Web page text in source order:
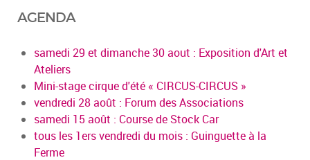
AGENDA
samedi 29 et dimanche 30 aout : Exposition d'Art et
Ateliers
Mini-stage cirque d'été « CIRCUS-CIRCUS »
vendredi 28 août : Forum des Associations
samedi 15 août : Course de Stock Car
tous les 1ers vendredi du mois : Guinguette à la
Ferme